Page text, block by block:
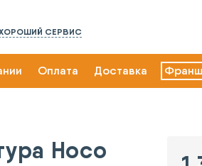
СЕРВИС
Оплата Доставка
Hoco